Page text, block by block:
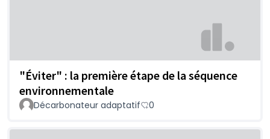
"Éviter" : la première étape de la séquence
environnementale
Décarbonateur adaptatif 0